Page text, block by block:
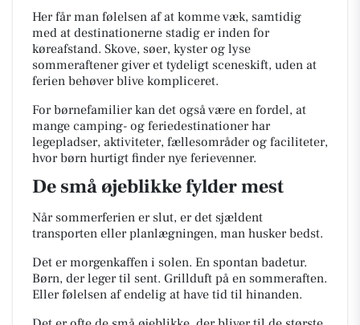
Her får man følelsen af at komme væk, samtidig
med at destinationerne stadig er inden for
køreafstand. Skove, søer, kyster og lyse
sommeraftener giver et tydeligt sceneskift, uden at
ferien behøver blive kompliceret.
For børnefamilier kan det også være en fordel, at
mange camping- og feriedestinationer har
legepladser, aktiviteter, fællesområder og faciliteter,
hvor børn hurtigt finder nye ferievenner.
De små øjeblikke fylder mest
Når sommerferien er slut, er det sjældent
transporten eller planlægningen, man husker bedst.
Det er morgenkaffen i solen. En spontan badetur.
Børn, der leger til sent. Grillduft på en sommeraften.
Eller følelsen af endelig at have tid til hinanden.